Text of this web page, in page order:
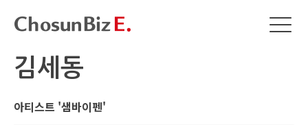
김세동
아티스트 '샘바이펜'